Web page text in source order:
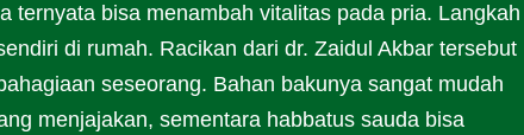
ternyata bisa menambah vitalitas pada pria. Langkah
di rumah. Racikan dari dr. Zaidul Akbar tersebut
seseorang. Bahan bakunya sangat mudah
menjajakan, sementara habbatus sauda bisa